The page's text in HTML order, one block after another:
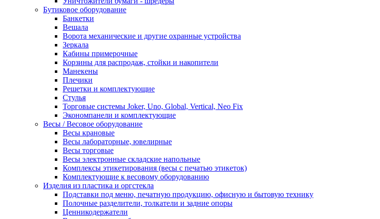
Бутиковое оборудование
Банкетки
Вешала
Ворота механические и другие охранные устройства
Зеркала
Кабины примерочные
Корзины для распродаж, стойки и накопители
Манекены
Плечики
Решетки и комплектующие
Стулья
Торговые системы Joker, Uno, Global, Vertical, Neo Fix
Экономпанели и комплектующие
Весы / Весовое оборудование
Весы крановые
Весы лабораторные, ювелирные
Весы торговые
Весы электронные складские напольные
Комплексы этикетирования (весы с печатью этикеток)
Комплектующие к весовому оборудованию
Изделия из пластика и оргстекла
Подставки под меню, печатную продукцию, офисную и бытовую технику
Полочные разделители, толкатели и задние опоры
Ценникодержатели